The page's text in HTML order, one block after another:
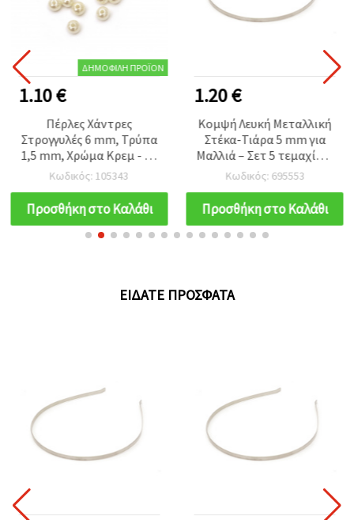
ΔΗΜΟΦΙΛΉ ΠΡΟΪΌΝ
1.10 €
Πέρλες Χάντρες
Στρογγυλές 6 mm, Τρύπα
1,5 mm, Χρώμα Κρεμ - 50
γρ. (~500 τεμ.)
Κωδικός: 105343
Προσθήκη στο Καλάθι
1.20 €
Κομψή Λευκή Μεταλλική
Στέκα-Τιάρα 5 mm για
Μαλλιά – Σετ 5 τεμαχίων,
ιδανική για νυφικά &
καθημερινά χτενίσματα
Κωδικός: 695553
Προσθήκη στο Καλάθι
ΕΊΔΑΤΕ ΠΡΌΣΦΑΤΑ